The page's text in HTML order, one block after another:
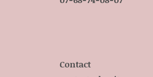
Contact